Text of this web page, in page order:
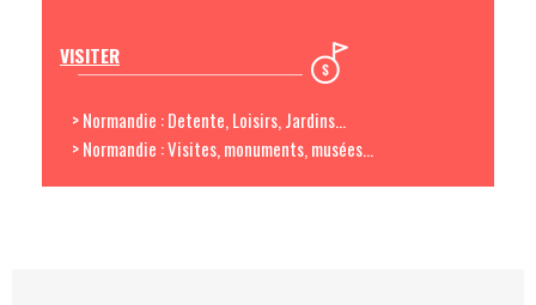
VISITER
> Normandie : Detente, Loisirs, Jardins...
> Normandie : Visites, monuments, musées...